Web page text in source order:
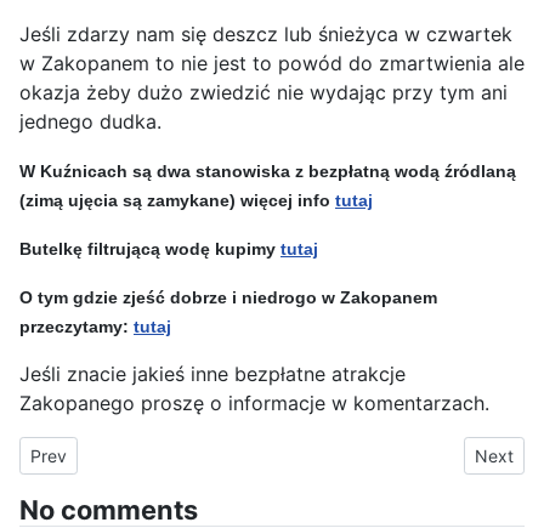
Jeśli zdarzy nam się deszcz lub śnieżyca w czwartek
w Zakopanem to nie jest to powód do zmartwienia ale
okazja żeby dużo zwiedzić nie wydając przy tym ani
jednego dudka.
W Kuźnicach są dwa stanowiska z bezpłatną wodą źródlaną
(zimą ujęcia są zamykane) więcej info tutaj
Butelkę filtrującą wodę kupimy tutaj
O tym gdzie zjeść dobrze i niedrogo w Zakopanem
przeczytamy: tutaj
Jeśli znacie jakieś inne bezpłatne atrakcje
Zakopanego proszę o informacje w komentarzach.
Previous article: Raki, raczki, czy nakładki antypośligowe? Co
Prev Next
Next
No comments